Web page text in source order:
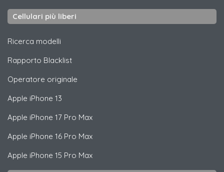
Cellulari più liberi
Ricerca modelli
Rapporto Blacklist
Operatore originale
Apple iPhone 13
Apple iPhone 17 Pro Max
Apple iPhone 16 Pro Max
Apple iPhone 15 Pro Max